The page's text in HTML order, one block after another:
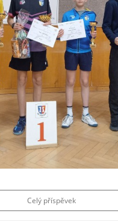
Celý příspěvek